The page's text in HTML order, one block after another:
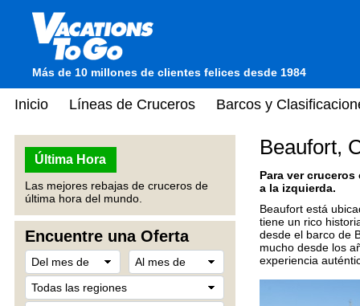
Más de 10 millones de clientes felices desde 1984
Inicio Líneas de Cruceros Barcos y
Última Hora
Las mejores rebajas de cruceros de
última hora del mundo.
Encuentre una Oferta
Beaufort,
Para ver
a la izquierda.
Beaufort está
tiene un rico
desde el barco de
mucho desde los
experiencia